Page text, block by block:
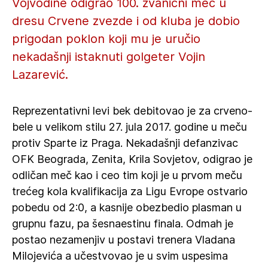
Vojvodine odigrao 100. zvanični meč u
dresu Crvene zvezde i od kluba je dobio
prigodan poklon koji mu je uručio
nekadašnji istaknuti golgeter Vojin
Lazarević.
Reprezentativni levi bek debitovao je za crveno-
bele u velikom stilu 27. jula 2017. godine u meču
protiv Sparte iz Praga. Nekadašnji defanzivac
OFK Beograda, Zenita, Krila Sovjetov, odigrao je
odličan meč kao i ceo tim koji je u prvom meču
trećeg kola kvalifikacija za Ligu Evrope ostvario
pobedu od 2:0, a kasnije obezbedio plasman u
grupnu fazu, pa šesnaestinu finala. Odmah je
postao nezamenjiv u postavi trenera Vladana
Milojevića a učestvovao je u svim uspesima